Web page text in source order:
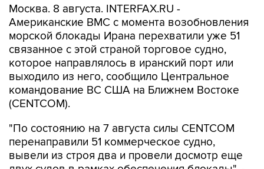
Москва. 8 августа. INTERFAX.RU -
Американские ВМС с момента возобновления
морской блокады Ирана перехватили уже 51
связанное с этой страной торговое судно,
которое направлялось в иранский порт или
выходило из него, сообщило Центральное
командование ВС США на Ближнем Востоке
(CENTCOM).
"По состоянию на 7 августа силы CENTCOM
перенаправили 51 коммерческое судно,
вывели из строя два и провели досмотр еще